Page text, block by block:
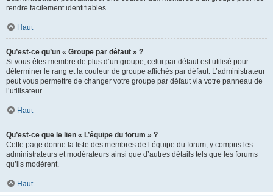
rendre facilement identifiables.
Haut
Qu’est-ce qu’un « Groupe par défaut » ?
Si vous êtes membre de plus d’un groupe, celui par défaut est utilisé pour
déterminer le rang et la couleur de groupe affichés par défaut. L’administrateur
peut vous permettre de changer votre groupe par défaut via votre panneau de
l’utilisateur.
Haut
Qu’est-ce que le lien « L’équipe du forum » ?
Cette page donne la liste des membres de l’équipe du forum, y compris les
administrateurs et modérateurs ainsi que d’autres détails tels que les forums
qu’ils modèrent.
Haut